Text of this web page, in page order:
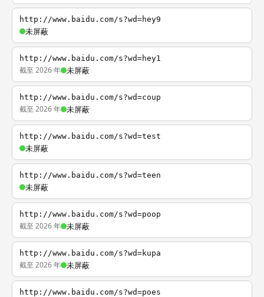
http://www.baidu.com/s?wd=hey9
未屏蔽
http://www.baidu.com/s?wd=hey1
截至 2026 年 未屏蔽
http://www.baidu.com/s?wd=coup
截至 2026 年 未屏蔽
http://www.baidu.com/s?wd=test
未屏蔽
http://www.baidu.com/s?wd=teen
未屏蔽
http://www.baidu.com/s?wd=poop
截至 2026 年 未屏蔽
http://www.baidu.com/s?wd=kupa
截至 2026 年 未屏蔽
http://www.baidu.com/s?wd=poes